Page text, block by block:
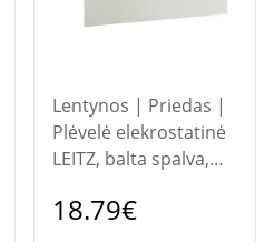
Lentynos | Priedas |
Plėvelė elekrostatinė
LEITZ, balta spalva,
18.79€